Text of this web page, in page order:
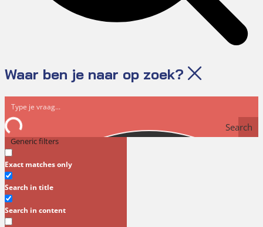
Waar ben je naar op zoek?
Search
Generic filters
Exact matches only
Search in title
Search in content